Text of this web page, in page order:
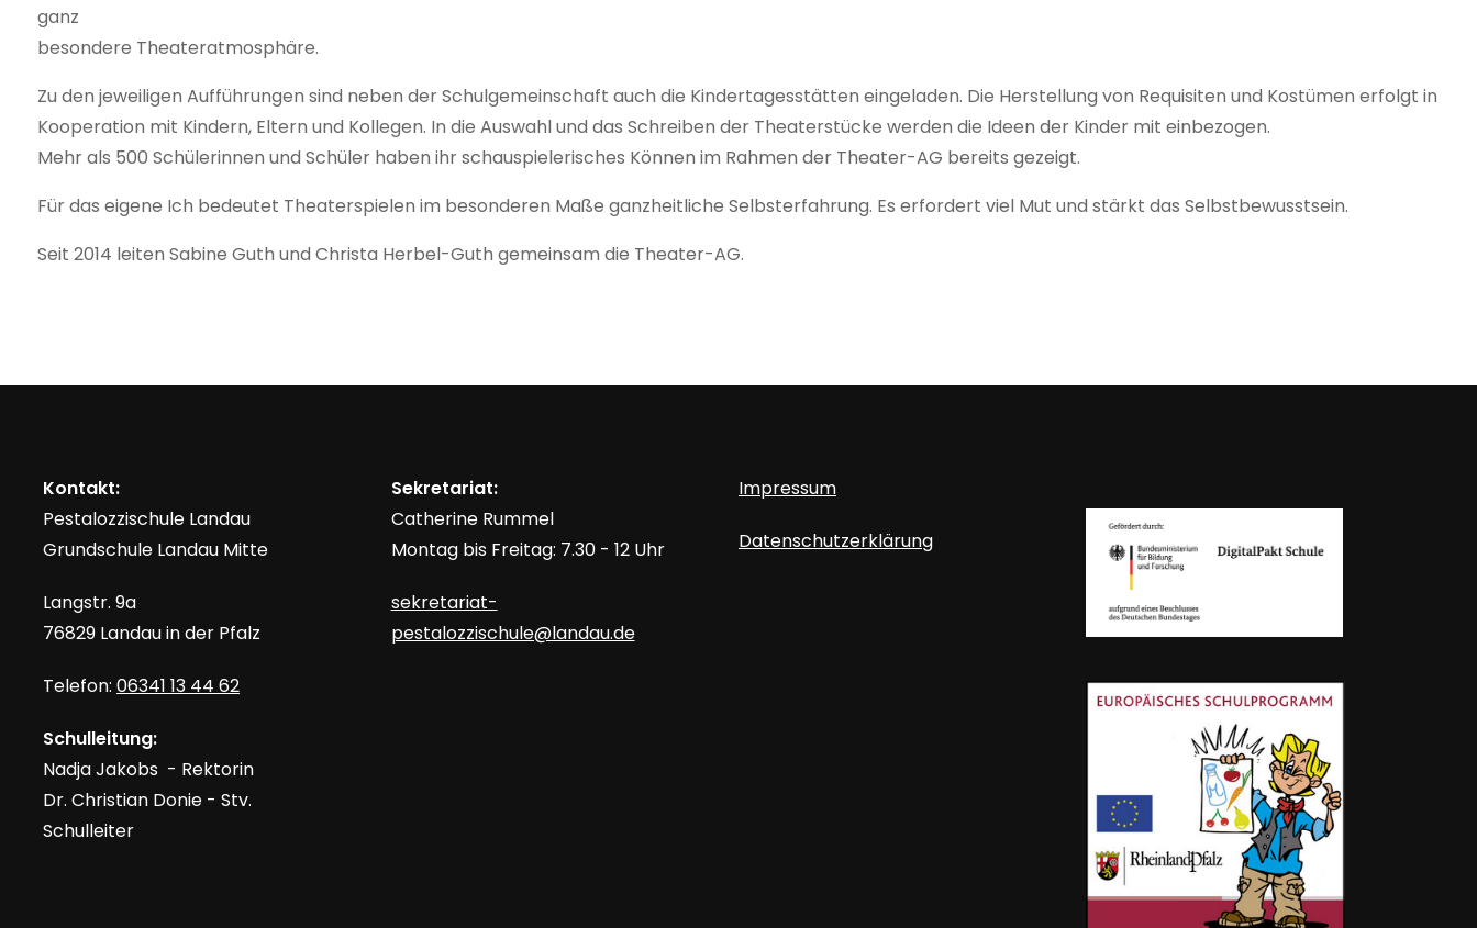
ganz
besondere Theateratmosphäre.
Zu den jeweiligen Aufführungen sind neben der Schulgemeinschaft auch die Kindertagesstätten eingeladen. Die Herstellung von Requisiten und Kostümen erfolgt in
Kooperation mit Kindern, Eltern und Kollegen. In die Auswahl und das Schreiben der Theaterstücke werden die Ideen der Kinder mit einbezogen.
Mehr als 500 Schülerinnen und Schüler haben ihr schauspielerisches Können im Rahmen der Theater-AG bereits gezeigt.
Für das eigene Ich bedeutet Theaterspielen im besonderen Maße ganzheitliche Selbsterfahrung. Es erfordert viel Mut und stärkt das Selbstbewusstsein.
Seit 2014 leiten Sabine Guth und Christa Herbel-Guth gemeinsam die Theater-AG.
Kontakt:
Pestalozzischule Landau
Grundschule Landau Mitte
Langstr. 9a
76829 Landau in der Pfalz
Telefon:06341 13 44 62
Schulleitung:
Nadja Jakobs - Rektorin
Dr. Christian Donie - Stv.
Schulleiter
Sekretariat:
Catherine Rummel
Montag bis Freitag: 7.30 - 12 Uhr
sekretariat-
pestalozzischule@landau.de
Impressum
Datenschutzerklärung